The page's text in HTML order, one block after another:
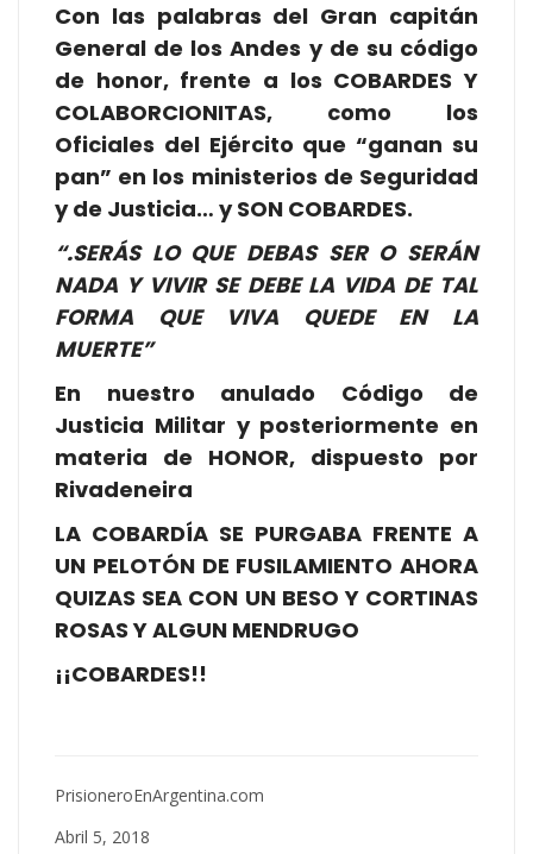
Con las palabras del Gran capitán
General de los Andes y de su código
de honor, frente a los COBARDES Y
COLABORCIONITAS, como los
Oficiales del Ejército que “ganan su
pan” en los ministerios de Seguridad
y de Justicia… y SON COBARDES.
“.SERÁS LO QUE DEBAS SER O SERÁN
NADA Y VIVIR SE DEBE LA VIDA DE TAL
FORMA QUE VIVA QUEDE EN LA
MUERTE”
En nuestro anulado Código de
Justicia Militar y posteriormente en
materia de HONOR, dispuesto por
Rivadeneira
LA COBARDÍA SE PURGABA FRENTE A
UN PELOTÓN DE FUSILAMIENTO AHORA
QUIZAS SEA CON UN BESO Y CORTINAS
ROSAS Y ALGUN MENDRUGO
¡¡COBARDES!!
PrisioneroEnArgentina.com
Abril 5, 2018